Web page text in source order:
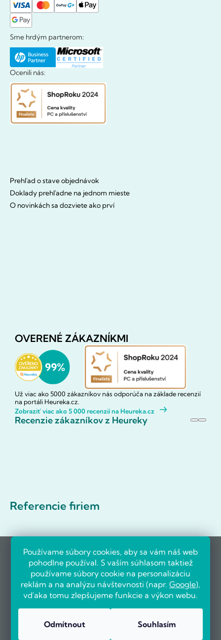
Používame súbory cookies, aby sa vám náš web
pohodlne používal. S vaším súhlasom taktiež
používame súbory cookie na personalizáciu
reklám a na analýzu návštevnosti (napr. Google),
vďaka tomu zlepšujeme funkcie a výkon webu.
Odmítnout Souhlasím
Sme hrdým partnerom:
Ocenili nás:
Prehľad o stave objednávok
Doklady prehľadne na jednom mieste
O novinkách sa dozviete ako prví
OVERENÉ ZÁKAZNÍKMI
Už viac ako 5000 zákazníkov nás odporúča na základe recenzií
na portáli Heureka.cz.
Zobraziť viac ako 5 000 recenzií na Heureka.cz
Recenzie zákazníkov z Heureky
Referencie firiem